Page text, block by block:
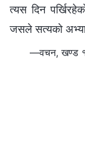
त्यस दिन
जसले सत्यको
—वचन, खण्ड